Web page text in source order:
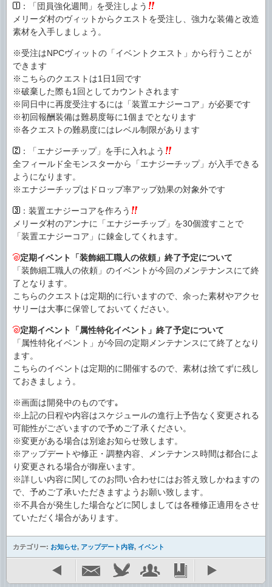
：「団員強化週間」を受注しよう
メリーダ村のヴィットからクエストを受注し、強力な装備と改造
素材を入手しましょう。
※受注はNPCヴィットの「イベントクエスト」から行うことが
できます
※こちらのクエストは1日1回です
※破棄した際も1回としてカウントされます
※同日中に再度受注するには「装置エナジーコア」が必要です
※初回報酬装備は難易度毎に1個までとなります
※各クエストの難易度にはレベル制限があります
：「エナジーチップ」を手に入れよう
全フィールド全モンスターから「エナジーチップ」が入手できる
ようになります。
※エナジーチップはドロップ率アップ効果の対象外です
：装置エナジーコアを作ろう
メリーダ村のアンナに「エナジーチップ」を30個渡すことで
「装置エナジーコア」に錬金してくれます。
定期イベント「装飾細工職人の依頼」終了予定について
「装飾細工職人の依頼」のイベントが今回のメンテナンスにて終
了となります。
こちらのクエストは定期的に行いますので、余った素材やアクセ
サリーは大事に保管しておいてください。
定期イベント「属性特化イベント」終了予定について
「属性特化イベント」が今回の定期メンテナンスにて終了となり
ます。
こちらのイベントは定期的に開催するので、素材は捨てずに残し
ておきましょう。
※画面は開発中のものです｡
※上記の日程や内容はスケジュールの進行上予告なく変更される
可能性がございますので予めご了承ください。
※変更がある場合は別途お知らせ致します。
※アップデートや修正・調整内容、メンテナンス時間は都合によ
り変更される場合が御座います。
※詳しい内容に関してのお問い合わせにはお答え致しかねますの
で、予めご了承いただきますようお願い致します。
※不具合が発生した場合などに関しましては各種修正適用をさせ
ていただく場合があります。
カテゴリー: お知らせ, アップデート内容, イベント